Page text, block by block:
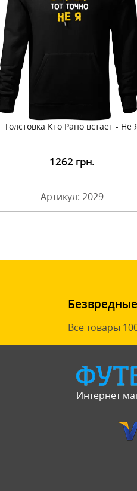
Толстовка Кто Рано встает - Не
1262 грн.
Артикул: 2029
Подробнее
Все товары
Интернет